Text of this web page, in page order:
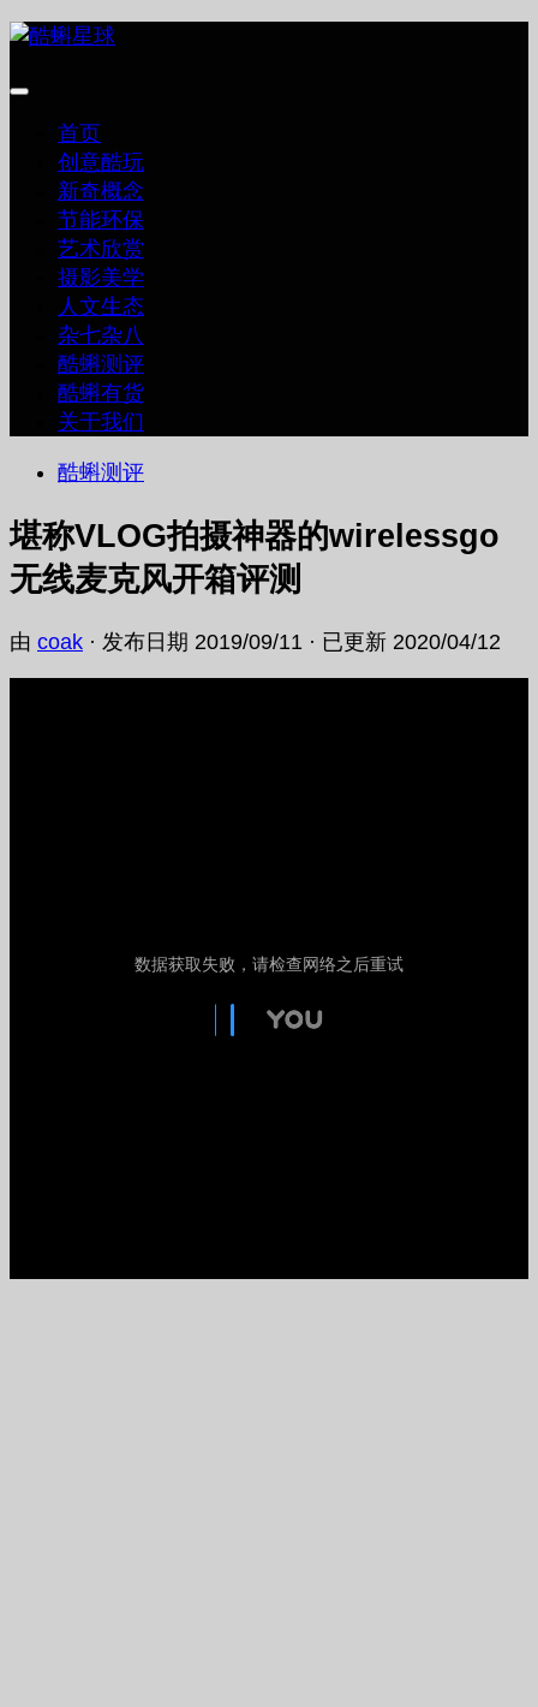
跳
内
首页
创意酷玩
新奇概念
节能环保
艺术欣赏
摄影美学
人文生态
杂七杂八
酷蝌测评
酷蝌有货
关于我们
酷蝌测评
堪称VLOG拍摄神器的wirelessgo
无线麦克风开箱评测
由 coak · 发布日期 2019/09/11 · 已更新 2020/04/12